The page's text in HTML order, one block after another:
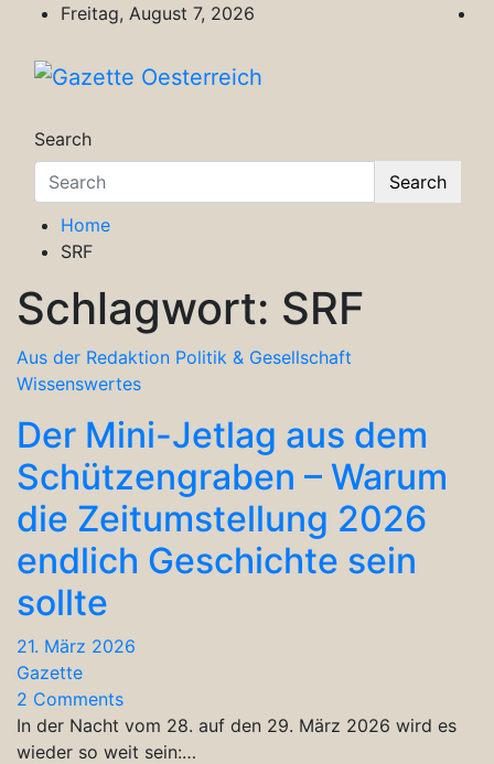
content
Freitag, August 7, 2026
Search
Search
Home
SRF
Schlagwort: SRF
Aus der Redaktion Politik & Gesellschaft
Wissenswertes
Der Mini-Jetlag aus dem
Schützengraben – Warum
die Zeitumstellung 2026
endlich Geschichte sein
sollte
21. März 2026
Gazette
2 Comments
In der Nacht vom 28. auf den 29. März 2026 wird es
wieder so weit sein:…